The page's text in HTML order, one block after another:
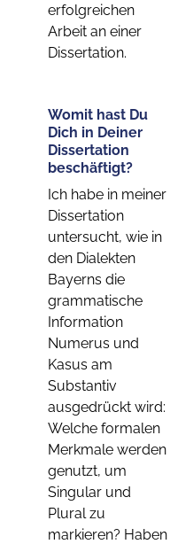
erfolgreichen
Arbeit an einer
Dissertation.
Womit hast Du
Dich in Deiner
Dissertation
beschäftigt?
Ich habe in meiner
Dissertation
untersucht, wie in
den Dialekten
Bayerns die
grammatische
Information
Numerus und
Kasus am
Substantiv
ausgedrückt wird:
Welche formalen
Merkmale werden
genutzt, um
Singular und
Plural zu
markieren? Haben